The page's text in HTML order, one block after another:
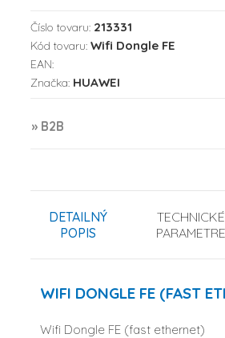
Číslo tovaru: 213331
Kód tovaru: Wifi Dongle FE
EAN:
Značka: HUAWEI
» B2B
DETAILNÝ
POPIS
TECHNICKÉ
PARAMETRE
WIFI DONGLE FE (FAST
Wifi Dongle FE (fast ethernet)